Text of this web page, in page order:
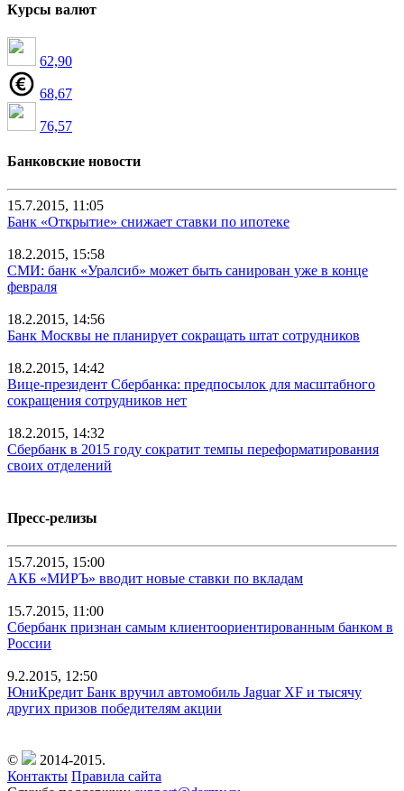
Курсы валют
62,90
68,67
76,57
Банковские новости
15.7.2015, 11:05
Банк «Открытие» снижает ставки по ипотеке
18.2.2015, 15:58
СМИ: банк «Уралсиб» может быть санирован уже в конце
февраля
18.2.2015, 14:56
Банк Москвы не планирует сокращать штат сотрудников
18.2.2015, 14:42
Вице-президент Сбербанка: предпосылок для масштабного
сокращения сотрудников нет
18.2.2015, 14:32
Сбербанк в 2015 году сократит темпы переформатирования
своих отделений
Пресс-релизы
15.7.2015, 15:00
АКБ «МИРЪ» вводит новые ставки по вкладам
15.7.2015, 11:00
Сбербанк признан самым клиентоориентированным банком в
России
9.2.2015, 12:50
ЮниКредит Банк вручил автомобиль Jaguar XF и тысячу
других призов победителям акции
©
2014-2015.
Контакты Правила сайта